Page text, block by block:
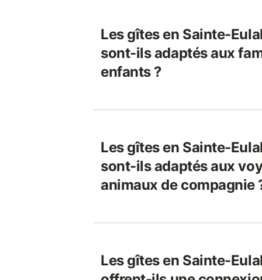
Les gîtes en Sainte-
sont-ils adaptés aux
enfants ?
Les gîtes en Sainte-
sont-ils adaptés aux
animaux de compagnie
Les gîtes en Sainte-